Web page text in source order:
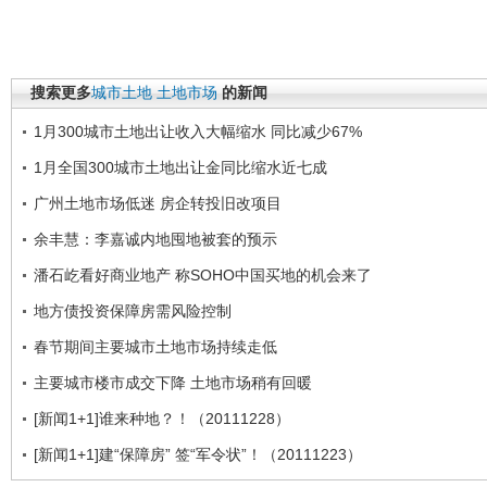
搜索更多城市土地 土地市场 的新闻
1月300城市土地出让收入大幅缩水 同比减少67%
1月全国300城市土地出让金同比缩水近七成
广州土地市场低迷 房企转投旧改项目
余丰慧：李嘉诚内地囤地被套的预示
潘石屹看好商业地产 称SOHO中国买地的机会来了
地方债投资保障房需风险控制
春节期间主要城市土地市场持续走低
主要城市楼市成交下降 土地市场稍有回暖
[新闻1+1]谁来种地？！（20111228）
[新闻1+1]建“保障房” 签“军令状”！（20111223）